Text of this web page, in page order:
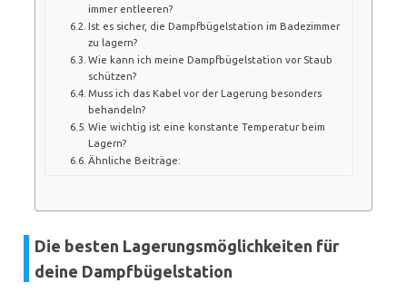
immer entleeren?
Ist es sicher, die Dampfbügelstation im Badezimmer
zu lagern?
Wie kann ich meine Dampfbügelstation vor Staub
schützen?
Muss ich das Kabel vor der Lagerung besonders
behandeln?
Wie wichtig ist eine konstante Temperatur beim
Lagern?
Ähnliche Beiträge:
Die besten Lagerungsmöglichkeiten für
deine Dampfbügelstation